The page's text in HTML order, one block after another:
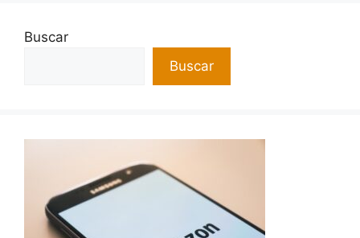
Buscar
Buscar